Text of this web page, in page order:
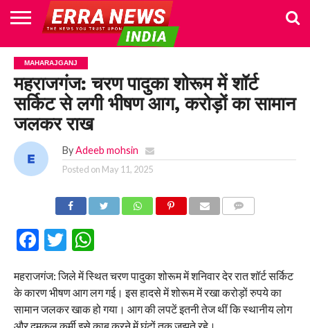
HOME
POLITICS
NEWS
BUSINESS
CULTURE
NATIONAL
SPORTS
LIFESTYLE
TRAVEL
OPINION
BREAKING
NEWS
ENTERTAINMENT
WORLD
CRIME
JOIN
US
MAHARAJGANJ
महराजगंज: चरण पादुका शोरूम में शॉर्ट
सर्किट से लगी भीषण आग, करोड़ों का सामान
जलकर राख
By Adeeb mohsin
Posted on May 11, 2025
Facebook
Twitter
WhatsApp
महराजगंज: जिले में स्थित चरण पादुका शोरूम में शनिवार देर रात शॉर्ट सर्किट
के कारण भीषण आग लग गई। इस हादसे में शोरूम में रखा करोड़ों रुपये का
सामान जलकर खाक हो गया। आग की लपटें इतनी तेज थीं कि स्थानीय लोग